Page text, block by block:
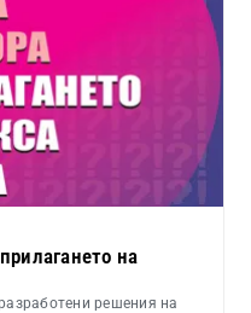
на
решения на